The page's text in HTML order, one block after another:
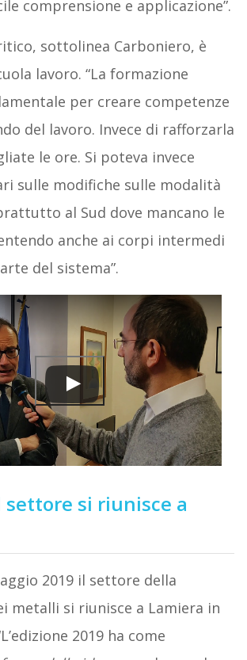
comprensione e applicazione”.
sottolinea Carboniero, è
lavoro. “La formazione
per creare competenze
del lavoro. Invece di rafforzarla
le ore. Si poteva invece
sulle modifiche sulle modalità
al Sud dove mancano le
anche ai corpi intermedi
del sistema”.
settore si riunisce a
2019 il settore della
metalli si riunisce a Lamiera in
2019 ha come